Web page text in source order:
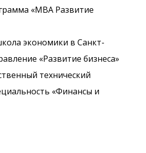
«МВА Развитие
экономики в Санкт-
«Развитие бизнеса»
технический
«Финансы и